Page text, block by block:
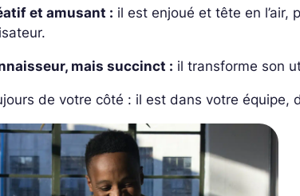
et amusant : il est enjoué et tête en l’air,
mais succinct : il transforme son
de votre côté : il est dans votre équipe,